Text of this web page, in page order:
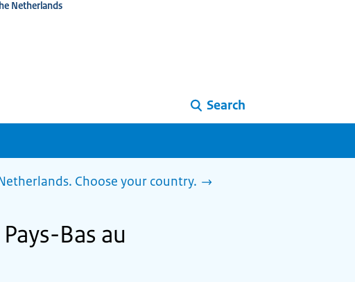
Netherlands
Search
Choose your country.
Bas au